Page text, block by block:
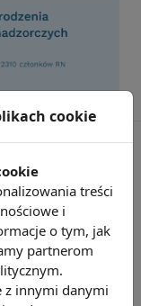
cookie
treści
i
o tym, jak
partnerom
z innymi danymi